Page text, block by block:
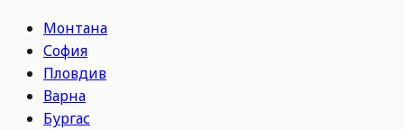
Монтана
София
Пловдив
Варна
Бургас